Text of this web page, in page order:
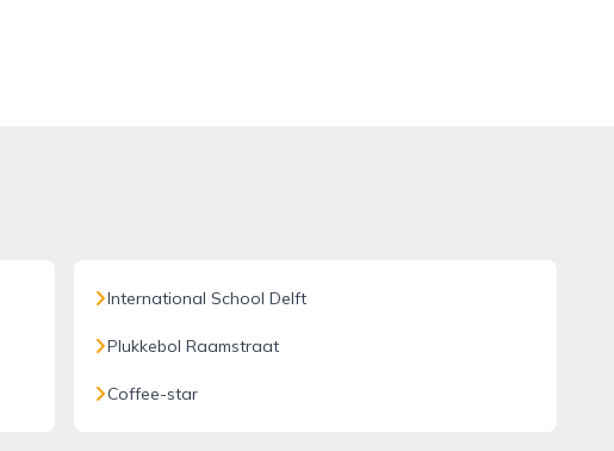
International School Delft
Plukkebol Raamstraat
Coffee-star